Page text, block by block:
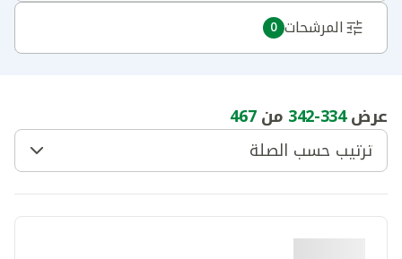
المرشحات 0
عرض334
-
342 من467
ترتيب حسب الصلة